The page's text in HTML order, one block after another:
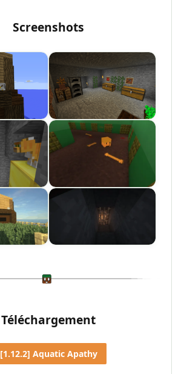
Screenshots
Téléchargement
[1.12.2] Aquatic Apathy